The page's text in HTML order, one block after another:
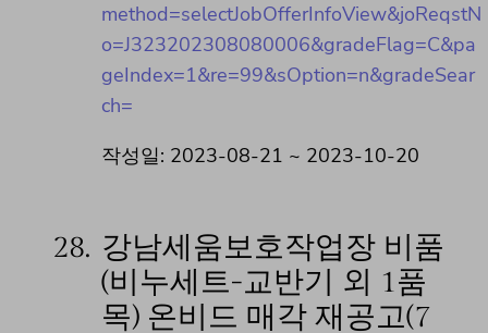
method=selectJobOfferInfoView&joReqstN
o=J323202308080006&gradeFlag=C&pa
geIndex=1&re=99&sOption=n&gradeSear
ch=
작성일: 2023-08-21 ~ 2023-10-20
28. 강남세움보호작업장 비품
(비누세트-교반기 외 1품
목) 온비드 매각 재공고(7